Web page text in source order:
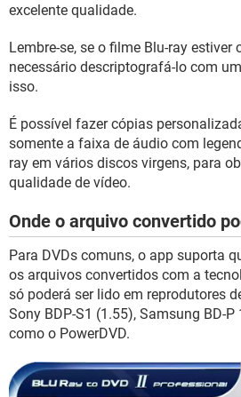
excelente qualidade.
Lembre-se, se o filme Blu-ray estiver
necessário descriptografá-lo com
isso.
É possível fazer cópias
somente a faixa de áudio com
ray em vários discos virgens, para
qualidade de vídeo.
Onde o arquivo convertido
Para DVDs comuns, o app suporta
os arquivos convertidos com a
só poderá ser lido em reprodutores
Sony BDP-S1 (1.55), Samsung BD-P
como o PowerDVD.